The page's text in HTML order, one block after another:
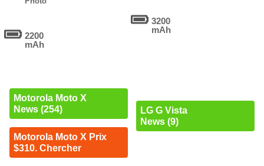
2200
mAh
Motorola Moto X
News (254)
Motorola Moto X Prix
$310. Chercher
3200
mAh
LG G Vista
News (9)